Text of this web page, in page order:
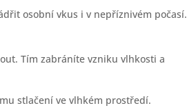
osobní vkus i v nepříznivém počasí.
Tím zabráníte vzniku vlhkosti a
stlačení ve vlhkém prostředí.